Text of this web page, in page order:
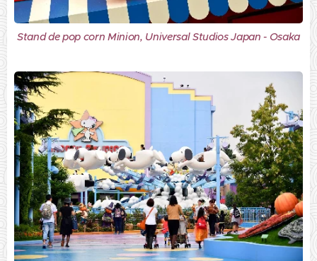
Stand de pop corn Minion, Universal Studios Japan - Osaka